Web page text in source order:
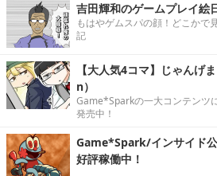
吉田輝和のゲームプレイ絵
もはやゲムスパの顔！どこかで
記
【大人気4コマ】じゃん
n）
Game*Sparkの一大コンテンツ
発売中！
Game*Spark/インサイド
好評稼働中！